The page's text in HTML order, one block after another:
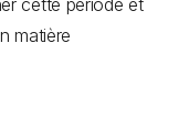
cette période et
matière